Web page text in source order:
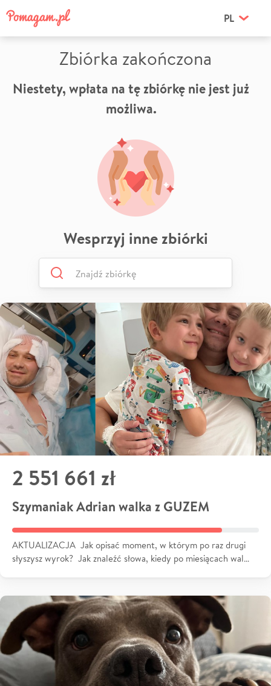
PL
Zbiórka zakończona
Niestety, wpłata na tę zbiórkę nie jest już
możliwa.
Wesprzyj inne zbiórki
2 551 661 zł
Szymaniak Adrian walka z GUZEM
AKTUALIZACJA Jak opisać moment, w którym po raz drugi
słyszysz wyrok? Jak znaleźć słowa, kiedy po miesiącach wal…